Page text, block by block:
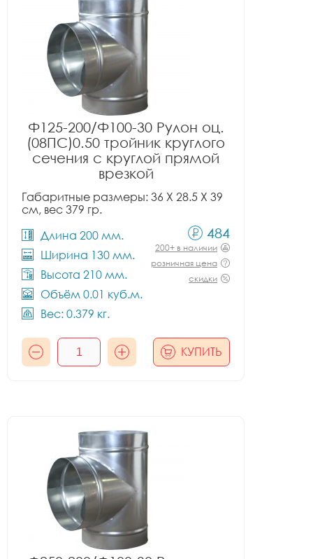
Ф125-200/Ф100-30 Рулон оц.
(08ПС)0.50 тройник круглого
сечения с круглой прямой
врезкой
Габаритные размеры: 36 X 28.5 X 39
см, вес 379 гр.
Длина 200 мм.
Ширина 130 мм.
Высота 210 мм.
Объём 0.01 куб.м.
Вес: 0.379 кг.
484
200+ в наличии
розничная цена
скидки
КУПИТЬ